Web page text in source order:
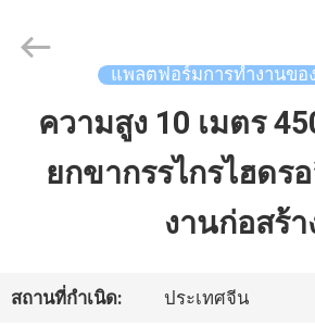
บ้าน
วิดีโอ
SIVGE
MACHINERY
Reserved.
แพลตฟอร์มการทำงานขอ
ความสูง 10 เมตร
ยกขากรรไกรไฮดร
งานก่อสร้า
สถานที่กำเนิด: ประเทศจีน